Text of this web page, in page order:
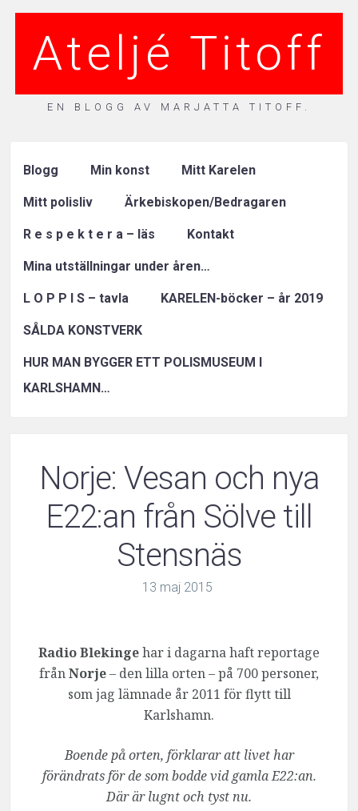
Ateljé Titoff
EN BLOGG AV MARJATTA TITOFF.
Blogg Min konst Mitt Karelen
Mitt polisliv Ärkebiskopen/Bedragaren
R e s p e k t e r a – läs Kontakt
Mina utställningar under åren…
L O P P I S – tavla KARELEN-böcker – år 2019
SÅLDA KONSTVERK
HUR MAN BYGGER ETT POLISMUSEUM I
KARLSHAMN…
Norje: Vesan och nya
E22:an från Sölve till
Stensnäs
13 maj 2015
Radio Blekingehar i dagarna haft reportage
frånNorje– den lilla orten – på 700 personer,
som jag lämnade år 2011 för flytt till
Karlshamn.
Boende på orten, förklarar att livet har
förändrats för de som bodde vid gamla E22:an.
Där är lugnt och tyst nu.